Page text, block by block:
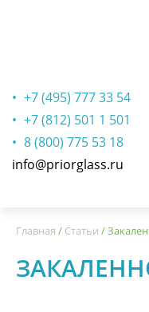
+7 (495) 777 33 54
+7 (812) 501 1 501
8 (800) 775 53 18
info@priorglass.ru
Главная / Статьи /